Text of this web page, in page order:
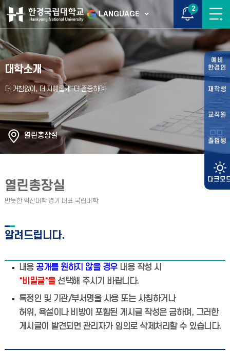
LANGUAGE
2
예비
한경인
재학생
교직원
졸업생
대학소개
열린총장실
열린총장실
알려드립니다.
내용 공개를 원하지 않을 경우내용 작성 시
"비밀글"을선택해 주시기 바랍니다.
특정인 및 기관/부서명을 사용 또는 사칭하거나
허위, 욕설이나 비방이 포함된 게시글 작성은 금하며, 그러한
게시글이 발견되면 관리자가 임의로 삭제처리할 수 있습니다.